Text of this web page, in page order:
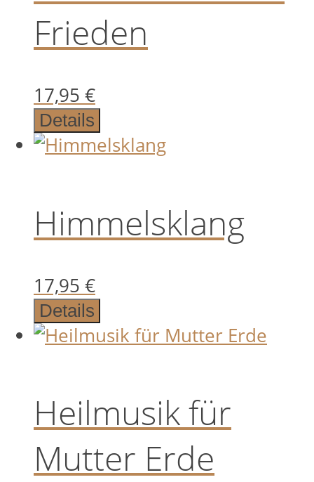
Frieden
17,95 €
Details
Himmelsklang
17,95 €
Details
Heilmusik für
Mutter Erde